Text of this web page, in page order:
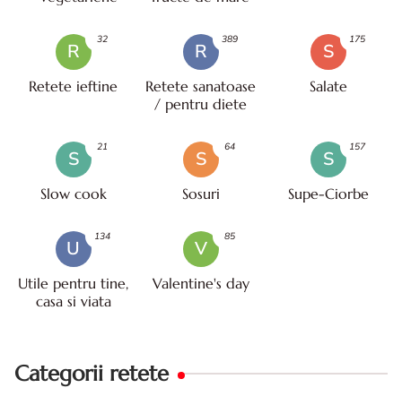
R
Retete ieftine
32
R
Retete sanatoase
/ pentru diete
389
S
Salate
175
S
Slow cook
21
S
Sosuri
64
S
Supe-Ciorbe
157
U
Utile pentru tine,
casa si viata
134
V
Valentine's day
85
Categorii retete